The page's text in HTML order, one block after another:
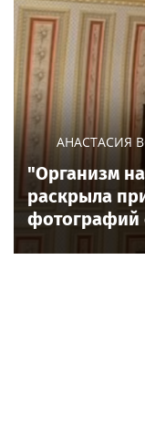
АНАСТАСИЯ
"Организм
раскрыла
фотографий